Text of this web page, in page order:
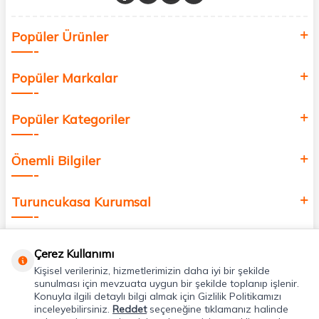
değer katmak için bize katılın!
Popüler Ürünler
Popüler Markalar
Popüler Kategoriler
Önemli Bilgiler
Turuncukasa Kurumsal
Uygulamalarımız
Çerez Kullanımı
Kişisel verileriniz, hizmetlerimizin daha iyi bir şekilde
sunulması için mevzuata uygun bir şekilde toplanıp işlenir.
Konuyla ilgili detaylı bilgi almak için Gizlilik Politikamızı
inceleyebilirsiniz. Reddetseçeneğine tıklamanız halinde